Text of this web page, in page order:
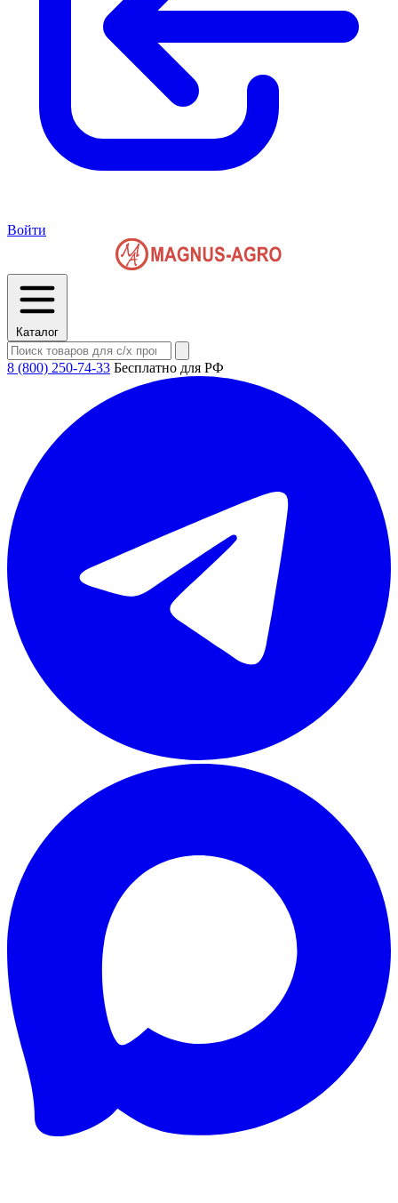
Войти
Каталог
8 (800) 250-74-33 Бесплатно для РФ